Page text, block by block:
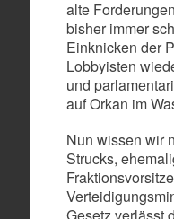
alte
bisher immer
Einknicken der
Lobbyisten
und
auf Orkan im
Nun wissen wir
Strucks,